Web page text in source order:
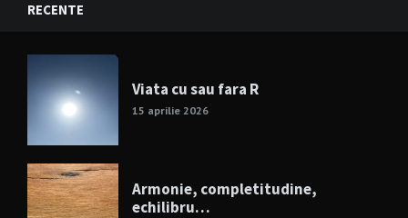
RECENTE
Viata cu sau fara R
15 aprilie 2026
Armonie, completitudine,
echilibru…